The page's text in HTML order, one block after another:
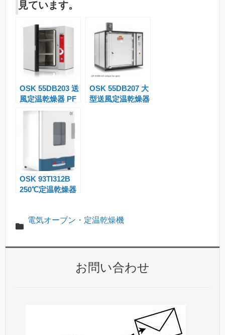
gl
e
Tr
a
n
sl
at
a
g
e
見ています。
OSK 55DB203 送
風定温乾燥器 PF
OSK 55DB207 大
型送風定温乾燥器
OSK 93TI312B
250℃定温乾燥器
電気オーブン・定温乾燥機
お問い合わせ